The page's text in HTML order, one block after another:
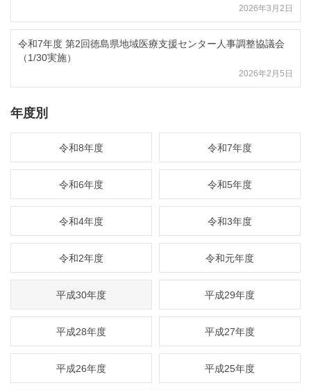
2026年3月2日
令和7年度 第2回徳島県地域医療支援センター人事調整協議会
（1/30実施）
2026年2月5日
年度別
令和8年度 令和7年度
令和6年度 令和5年度
令和4年度 令和3年度
令和2年度 令和元年度
平成30年度 平成29年度
平成28年度 平成27年度
平成26年度 平成25年度